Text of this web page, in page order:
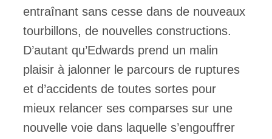
entraînant sans cesse dans de nouveaux
tourbillons, de nouvelles constructions.
D’autant qu’Edwards prend un malin
plaisir à jalonner le parcours de ruptures
et d’accidents de toutes sortes pour
mieux relancer ses comparses sur une
nouvelle voie dans laquelle s’engouffrer